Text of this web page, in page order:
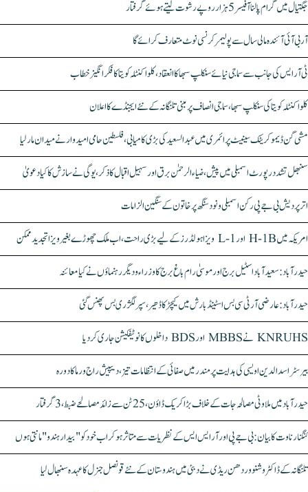
جگتیال میں گرام پالنا آفیسر 5 ہزار روپے رشوت لیتے ہوئے گرفتار
آر بی آئی آئندہ مالی سال سے پولیمر کرنسی نوٹ متعارف کرائے گا
ٹی آر ایس کی جانب سے سماجی نیائے سنکلپ سبھا کا انعقاد، کلواکنٹلہ کویتا کا فکر انگیز خطاب
کلواکنٹلہ کویتا کی سنکلپ سبھا، سماجی انصاف پر مبنی تلنگانہ کے نئے ایجنڈے کا اعلان
مشی گن ڈیموکریٹک سینیٹ پرائمری میں عبدالسعید کی بڑی کامیابی، فلسطین حامی امیدوار نے میدان مار لیا
سنبھل تشدد رپورٹ اسمبلی میں پیش، ضیاء الرحمٰن برق اور سہیل اقبال کا ذکر، یوگی نے سازش کا کیا دعویٰ
اتر پردیش بی جے پی رکن اسمبلی ونود سنگھ پر خاتون کے سنگین الزامات
امریکہ میں H-1B اور L-1 ویزا ہولڈرز کے لیے بڑی راحت، اب ملک چھوڑے بغیر ویزا تجدید ممکن
حیدرآباد: سعیدآباد اسٹیل برج اور موسیٰ رام باغ برج کا وزراء و دیگر رہنماؤں نے کیا معائنہ
حیدرآباد: عارضی آر ٹی سی بس اسٹینڈ بارش میں کیچڑ کا ڈھیر، سپر لگژری بس پھنس گئی
KNRUHS نے MBBS اور BDS داخلوں کا نوٹیفکیشن جاری کر دیا
بیرسٹر اسدالدین اویسی کی ہدایت پر مندر میں صفائی کے انتظامات تیز، دیپیش راج ورما کا دورہ
حیدرآباد میں ملاوٹی مصالحہ جات کے خلاف بڑا کریک ڈاؤن، 25 ٹن سے زائد مصالحے ضبط، 3 گرفتار
کنگنا رناوت کا بیان: بی جے پی اور آر ایس ایس کے نظریات سے متاثر ہو کر اب خود کو "بیدار ہندو" مانتی ہوں
تلنگانہ کے ڈاکٹر وشنو وردھن ریڈی نے دبئی میں ہندوستان کے نئے قونصل جنرل کا عہدہ سنبھال لیا